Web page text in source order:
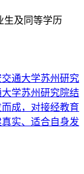
生及同等学历
通大学苏州研究
学苏州研究院结
成，对接经教育
实、适合自身发